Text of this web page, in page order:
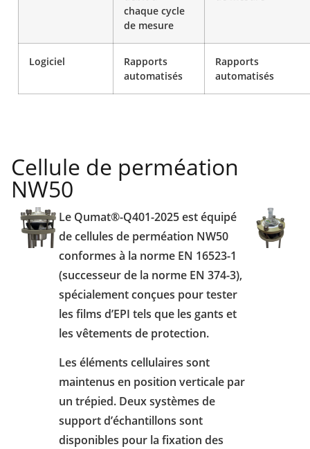
chaque cycle
de mesure
Logiciel
Rapports
automatisés
Rapports
automatisés
Cellule de perméation
NW50
Le Qumat®-Q401-2025 est équipé
de cellules de perméation NW50
conformes à la norme EN 16523-1
(successeur de la norme EN 374-3),
spécialement conçues pour tester
les films d’EPI tels que les gants et
les vêtements de protection.
Les éléments cellulaires sont
maintenus en position verticale par
un trépied. Deux systèmes de
support d’échantillons sont
disponibles pour la fixation des